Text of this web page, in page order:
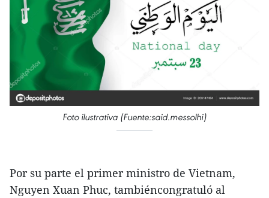
Foto ilustrativa (Fuente:said.messolhi)
Por su parte el primer ministro de Vietnam,
Nguyen Xuan Phuc, tambiéncongratuló al